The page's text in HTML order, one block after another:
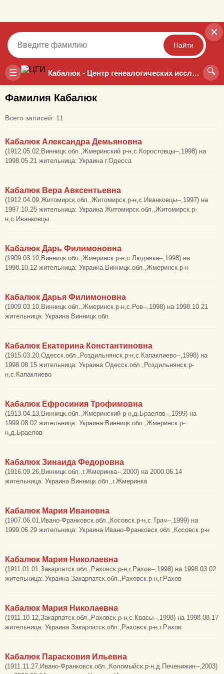
☰ Кабалюк - Центр генеалогических исследований 🔍
✕
Найти
Точный Неточный
Фамилия Кабалюк
Всего записей: 11
Кабалюк Александра Демьяновна
(1912.05.02,Винницк.обл.,Жмеринский р-н,с.Коростовцы--,1998) на
1998.05.21 жительница: Украина г.Одесса
Кабалюк Вера Авксентьевна
(1912.04.09,Житомирск.обл.,Житомирск.р-н,с.Иванковцы--,1997) на
1997.10.25 жительница: Украина Житомирск.обл.,Житомирск.р-
н,с.Иванковцы
Кабалюк Дарь Филимоновна
(1909.03.10,Винницк.обл.,Жмеринск.р-н,с.Людавка--,1998) на
1998.10.12 жительница: Украина Винницк.обл.,Жмеринск.р-н
Кабалюк Дарья Филимоновна
(1909.03.10,Винницк.обл.,Жмеринск.р-н,с.Ров--,1998) на 1998.10.21
жительница: Украина Винницк.обл.
Кабалюк Екатерина Константиновна
(1915.03.20,Одесск.обл.,Роздильнянск.р-н,с.Капаклиево--,1998) на
1998.08.15 жительница: Украина Одесск.обл.,Роздильнянск.р-
н,с.Капаклиево
Кабалюк Ефросиния Трофимовна
(1913.04.13,Винницк.обл.,Жмеринский р-н,д.Браелов--,1999) на
1999.08.02 жительница: Украина Винницк.обл.,Жмеринск.р-
н,д.Браелов
Кабалюк Зинаида Федоровна
(1916.09.26,Винницк.обл.,г.Жмеринка--,2000) на 2000.06.14
жительница: Украина Винницк.обл.,г.Жмеринка
Кабалюк Мария Ивановна
(1907.06.01,Ивано-Франковск.обл.,Косовск.р-н,с.Трач--,1999) на
1999.06.29 жительница: Украина Ивано-Франковск.обл.,Косовск.р-н
Кабалюк Мария Николаевна
(1911.01.01,Закарпатск.обл.,Раховск.р-н,г.Рахов--,1998) на 1998.03.02
жительница: Украина Закарпатск.обл.,Раховск.р-н,г.Рахов
Кабалюк Мария Николаевна
(1911.10.12,Закарпатск.обл.,Раховск.р-н,с.Квасы--,1998) на 1998.08.17
жительница: Украина Закарпатск.обл.,Раховск.р-н,г.Рахов
Кабалюк Парасковия Ильевна
(1911.11.27,Ивано-Франковск.обл.,Коломыйск.р-н,д.Печенижин--,2003)